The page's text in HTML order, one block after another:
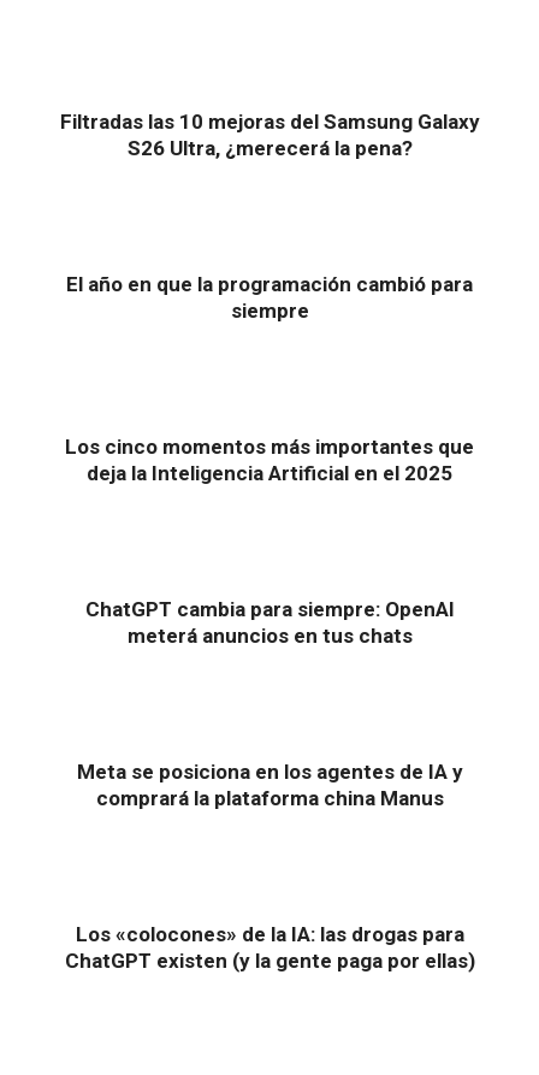
Filtradas las 10 mejoras del Samsung Galaxy
S26 Ultra, ¿merecerá la pena?
El año en que la programación cambió para
siempre
Los cinco momentos más importantes que
deja la Inteligencia Artificial en el 2025
ChatGPT cambia para siempre: OpenAI
meterá anuncios en tus chats
Meta se posiciona en los agentes de IA y
comprará la plataforma china Manus
Los «colocones» de la IA: las drogas para
ChatGPT existen (y la gente paga por ellas)